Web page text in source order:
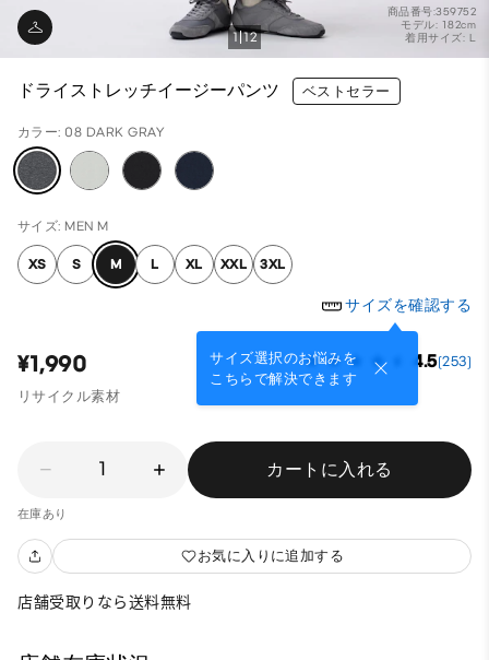
商品番号:359752
モデル: 182cm
着用サイズ: L
1 12
ドライストレッチイージーパンツ ベストセラー
カラー: 08 DARK GRAY
サイズ: MEN M
XS S M L XL XXL 3XL
サイズを確認する
サイズ選択のお悩みを
こちらで解決できます
¥1,990 4.5(253)
リサイクル素材
1 カートに入れる
在庫あり
お気に入りに追加する
店舗受取りなら送料無料